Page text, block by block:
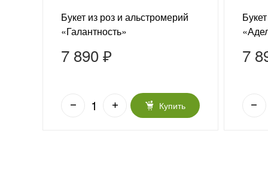
Букет из роз и альстромерий
«Галантность»
7 890 ₽
Купить
7